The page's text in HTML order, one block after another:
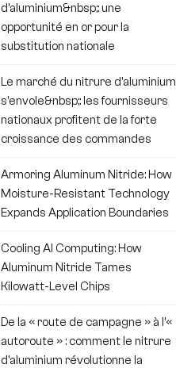
d'aluminium&nbsp;: une
opportunité en or pour la
substitution nationale
Le marché du nitrure d'aluminium
s'envole&nbsp;: les fournisseurs
nationaux profitent de la forte
croissance des commandes
Armoring Aluminum Nitride: How
Moisture-Resistant Technology
Expands Application Boundaries
Cooling AI Computing: How
Aluminum Nitride Tames
Kilowatt-Level Chips
De la « route de campagne » à l'«
autoroute » : comment le nitrure
d'aluminium révolutionne la